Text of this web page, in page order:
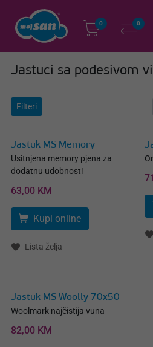
0 0
Jastuci sa podesivom
Filteri
Jastuk MS Memory
Usitnjena memory pjena za
dodatnu udobnost!
63,00 KM
Kupi online
Lista želja
Jastuk MS Woolly 70x50
Woolmark najčistija vuna
82,00 KM